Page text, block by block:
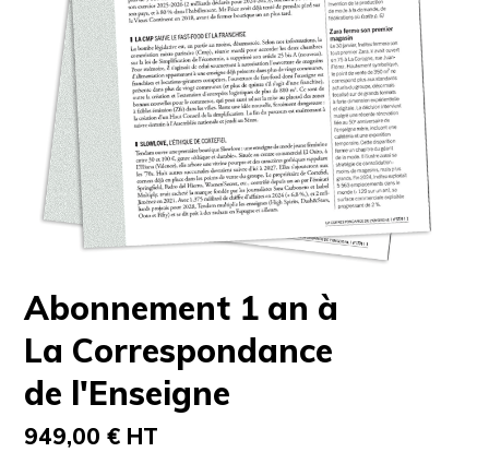
Abonnement 1 an à
La Correspondance
de l'Enseigne
949,00 € HT